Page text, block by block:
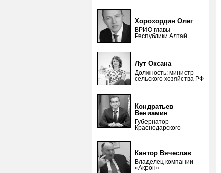
Хорохордин Олег
ВРИО главы
Республики Алтай
Лут Оксана
Должность: министр
сельского хозяйства РФ
Кондратьев
Вениамин
Губернатор
Краснодарского
Кантор Вячеслав
Владелец компании
«Акрон»